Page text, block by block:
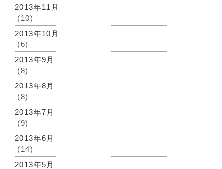
2013年11月
(10)
2013年10月
(6)
2013年9月
(8)
2013年8月
(8)
2013年7月
(9)
2013年6月
(14)
2013年5月